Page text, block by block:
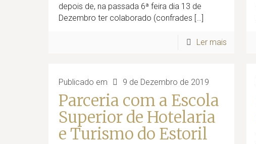
depois de, na passada 6ª feira dia 13 de
Dezembro ter colaborado (confrades […]
Ler mais
Publicado em 9 de Dezembro de 2019
Parceria com a Escola
Superior de Hotelaria
e Turismo do Estoril